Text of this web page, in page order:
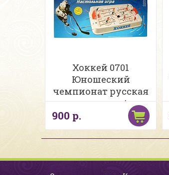
Хоккей 0701
Юношеский
чемпионат русская
упаковка в/к
900 р.